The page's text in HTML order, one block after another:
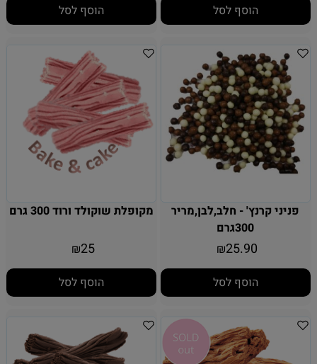
הוסף לסל הוסף לסל
פניני קרנץ' - חלב,לבן,מריר
300גרם
₪25.90
הוסף לסל
מקופלת שוקולד ורוד 300 גרם
₪25
הוסף לסל